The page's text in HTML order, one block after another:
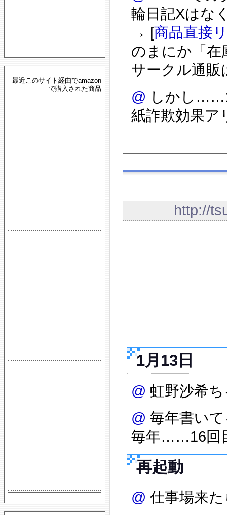
輪日記Xはな
→ [商品直接
のまにか「在
サークル通
@ しかし
紙詐欺効果ア
http://
1月13日
@ 虹野沙希
@ 毎年書い
毎年……16回
再起動
@ 仕事場来
最近このサイト経由でamazon
で購入された商品